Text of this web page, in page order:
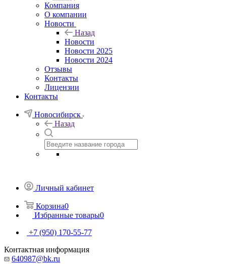
Компания
О компании
Новости
Назад
Новости
Новости 2025
Новости 2024
Отзывы
Контакты
Лицензии
Контакты
Новосибирск
Назад
Личный кабинет
Корзина0
Избранные товары0
+7 (950) 170-55-77
Контактная информация
640987@bk.ru